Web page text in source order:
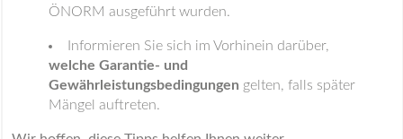
ÖNORM ausgeführt wurden.
Informieren Sie sich im Vorhinein darüber,
welche Garantie- und
Gewährleistungsbedingungen gelten, falls später
Mängel auftreten.